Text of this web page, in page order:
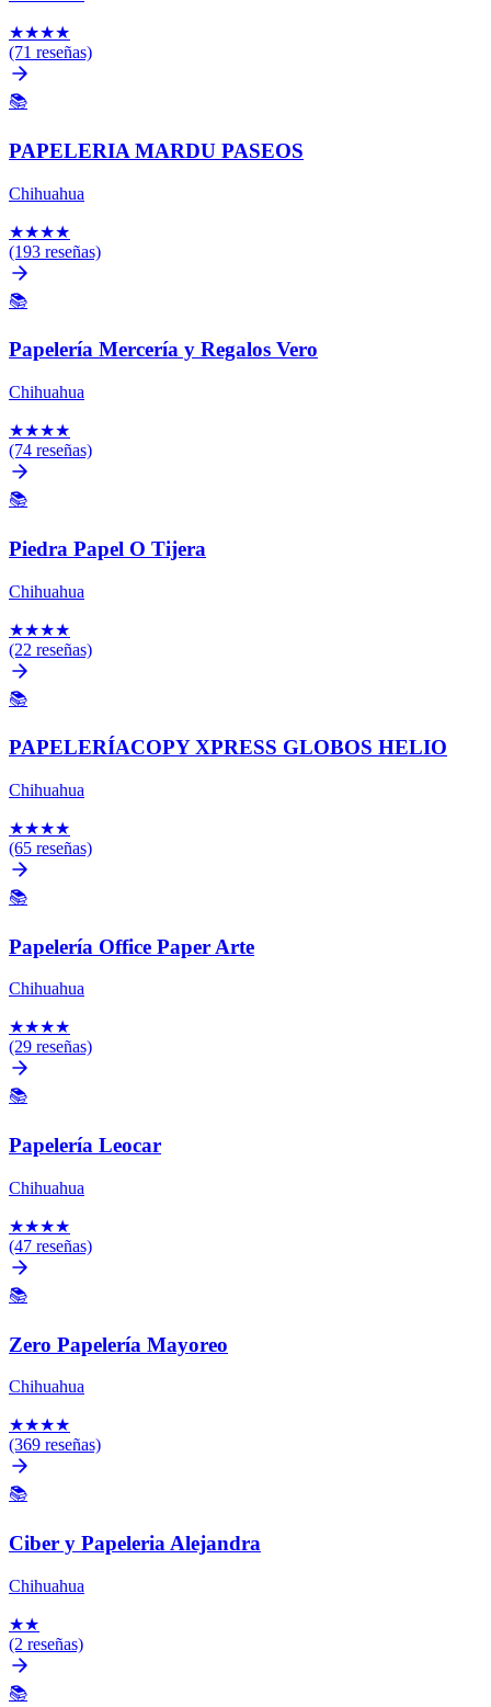
★★★★
(71 reseñas)
📚
PAPELERIA MARDU PASEOS
Chihuahua
★★★★
(193 reseñas)
📚
Papelería Mercería y Regalos Vero
Chihuahua
★★★★
(74 reseñas)
📚
Piedra Papel O Tijera
Chihuahua
★★★★
(22 reseñas)
📚
PAPELERÍACOPY XPRESS GLOBOS HELIO
Chihuahua
★★★★
(65 reseñas)
📚
Papelería Office Paper Arte
Chihuahua
★★★★
(29 reseñas)
📚
Papelería Leocar
Chihuahua
★★★★
(47 reseñas)
📚
Zero Papelería Mayoreo
Chihuahua
★★★★
(369 reseñas)
📚
Ciber y Papeleria Alejandra
Chihuahua
★★
(2 reseñas)
📚